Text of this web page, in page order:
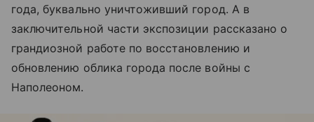
года, буквально уничтоживший город. А в
заключительной части экспозиции рассказано о
грандиозной работе по восстановлению и
обновлению облика города после войны с
Наполеоном.